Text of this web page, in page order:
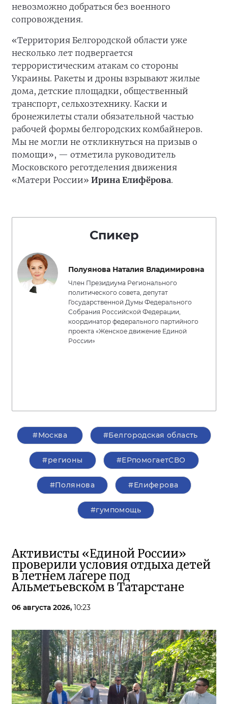
невозможно добраться без военного
сопровождения.
«Территория Белгородской области уже
несколько лет подвергается
террористическим атакам со стороны
Украины. Ракеты и дроны взрывают жилые
дома, детские площадки, общественный
транспорт, сельхозтехнику. Каски и
бронежилеты стали обязательной частью
рабочей формы белгородских комбайнеров.
Мы не могли не откликнуться на призыв о
помощи», — отметила руководитель
Московского реготделения движения
«Матери России» Ирина Елифёрова.
Спикер
Полуянова Наталия Владимировна
Член Президиума Регионального
политического совета, депутат
Государственной Думы Федерального
Собрания Российской Федерации,
координатор федерального партийного
проекта «Женское движение Единой
России»
#Москва #Белгородская область
#регионы #ЕРпомогаетСВО
#Полянова #Елиферова
#гумпомощь
Активисты «Единой России»
проверили условия отдыха детей
в летнем лагере под
Альметьевском в Татарстане
06 августа 2026, 10:23